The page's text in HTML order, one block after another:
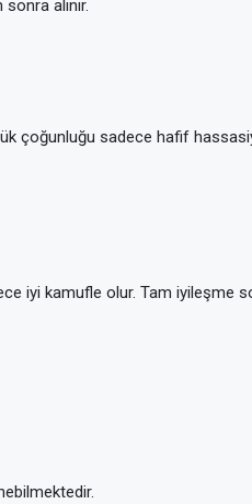
alınır.
çoğunluğu sadece hafif
iyi kamufle olur. Tam iyileşme